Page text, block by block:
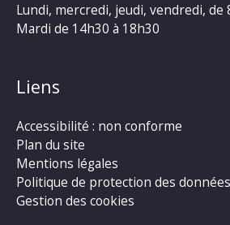
Lundi, mercredi, jeudi, vendredi, de
Mardi de 14h30 à 18h30
Liens
Accessibilité : non conforme
Plan du site
Mentions légales
Politique de protection des données
Gestion des cookies